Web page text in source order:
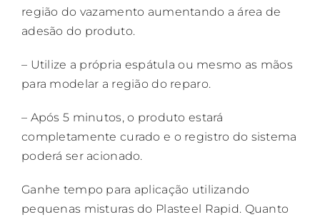
região do vazamento aumentando a área de
adesão do produto.
– Utilize a própria espátula ou mesmo as mãos
para modelar a região do reparo.
– Após 5 minutos, o produto estará
completamente curado e o registro do sistema
poderá ser acionado.
Ganhe tempo para aplicação utilizando
pequenas misturas do Plasteel Rapid. Quanto